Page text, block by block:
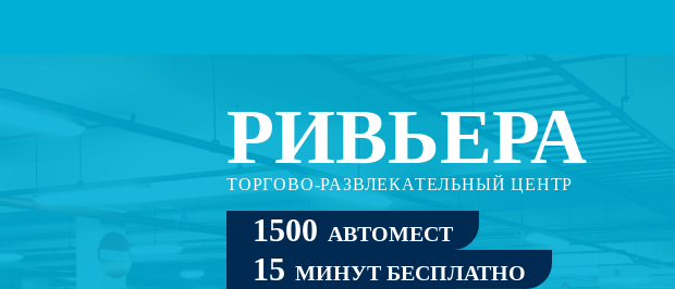
РИВЬЕРА
ТОРГОВО-РАЗВЛЕКАТЕЛЬНЫЙ ЦЕНТР
1500 АВТОМЕСТ
15 МИНУТ БЕСПЛАТНО